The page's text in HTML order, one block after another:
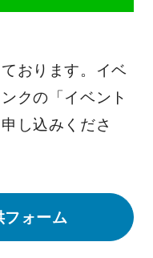
おります。イベ
クの「イベント
し込みくださ
ォーム